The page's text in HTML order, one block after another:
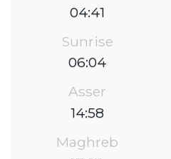
04:41
Sunrise
06:04
Asser
14:58
Maghreb